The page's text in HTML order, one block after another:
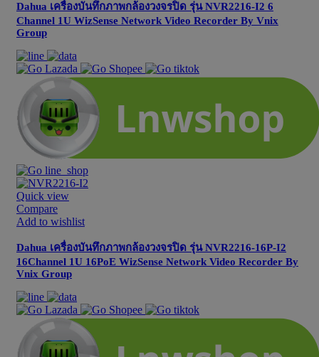
Dahua เครื่องบันทึกภาพกล้องวงจรปิด รุ่น NVR2216-I2 6
Channel 1U WizSense Network Video Recorder By Vnix
Group
Quick view
Compare
Add to wishlist
Dahua เครื่องบันทึกภาพกล้องวงจรปิด รุ่น NVR2216-16P-I2
16Channel 1U 16PoE WizSense Network Video Recorder By
Vnix Group